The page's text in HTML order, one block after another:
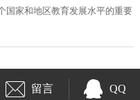
国家和地区教育发展水平的重要
留言 QQ